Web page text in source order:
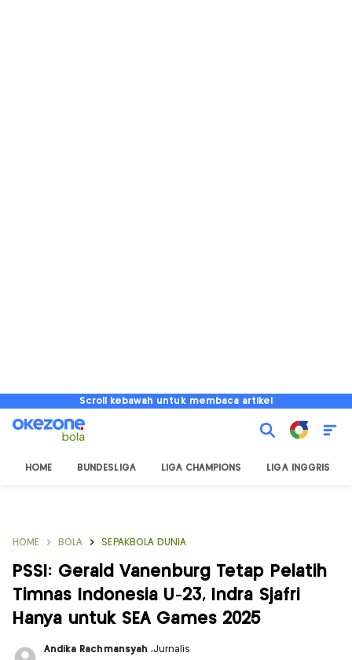
Scroll kebawah untuk membaca artikel
HOME BUNDESLIGA LIGA CHAMPIONS LIGA INGGRIS
HOME BOLA SEPAKBOLA DUNIA
PSSI: Gerald Vanenburg Tetap Pelatih
Timnas Indonesia U-23, Indra Sjafri
Hanya untuk SEA Games 2025
Andika Rachmansyah ,Jurnalis